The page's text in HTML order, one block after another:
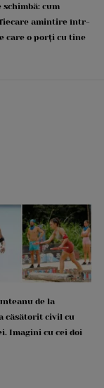
schimbă: cum
amintire într-
care o porți cu tine
de la
căsătorit civil cu
Imagini cu cei doi